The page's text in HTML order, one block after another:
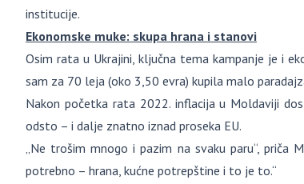
institucije.
Ekonomske muke: skupa hrana i stanovi
Osim rata u Ukrajini, ključna tema kampanje je i
sam za 70 leja (oko 3,50 evra) kupila malo
Nakon početka rata 2022. inflacija u Moldaviji
odsto – i dalje znatno iznad proseka EU.
„Ne trošim mnogo i pazim na svaku paru“, priča
potrebno – hrana, kućne potrepštine i to je to.“